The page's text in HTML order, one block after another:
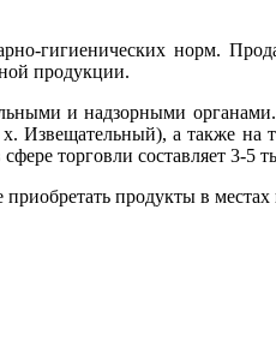
гигиенических норм.
продукции.
и надзорными
Извещательный), а также на
торговли составляет 3-5
продукты в